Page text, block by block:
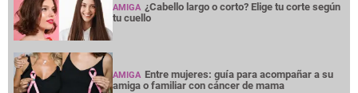
AMIGA ¿Cabello largo o corto? Elige tu corte según
tu cuello
AMIGA Entre mujeres: guía para acompañar a su
amiga o familiar con cáncer de mama